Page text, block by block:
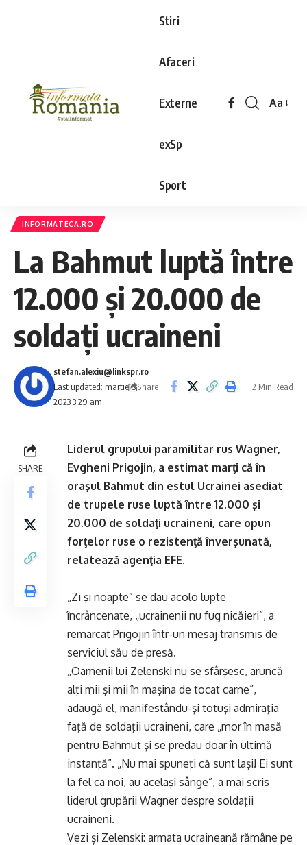
Stiri
Afaceri
Externe
exSp
Sport
Aa
INFORMATECA.RO
La Bahmut luptă între
12.000 şi 20.000 de
soldaţi ucraineni
Last updated: martie 8,
2023 3:29 am
stefan.alexiu@linkspr.ro
Share
2 Min Read
SHARE
Liderul grupului paramilitar rus Wagner,
Evgheni Prigojin, a estimat marţi că în
oraşul Bahmut din estul Ucrainei asediat
de trupele ruse luptă între 12.000 şi
20.000 de soldaţi ucraineni, care opun
forţelor ruse o rezistenţă înverşunată,
relatează agenţia EFE.
„Zi şi noapte” se dau acolo lupte
încrâncenate, „ucrainenii nu fug nicăieri”, a
remarcat Prigojin într-un mesaj transmis de
serviciul său de presă.
„Oamenii lui Zelenski nu se sfârşesc, aruncă
alţi mii şi mii în maşina de tocat carne”,
adaugă el, manifestându-şi totuşi admiraţia
faţă de soldaţii ucraineni, care „mor în masă
pentru Bahmut şi se predau doar în ultimă
instanţă”. „Nu mai spuneţi că sunt laşi! Ei sunt
la fel ca noi, au acelaşi sânge”, a mai scris
liderul grupării Wagner despre soldaţii
ucraineni.
Vezi și Zelenski: armata ucraineană rămâne pe